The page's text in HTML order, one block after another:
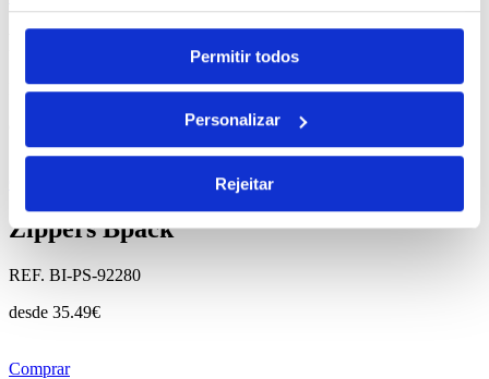
Permitir todos
Personalizar
Rejeitar
REF. BI-PS-92040
Zippers Bpack
REF. BI-PS-92280
desde 35.49€
Comprar